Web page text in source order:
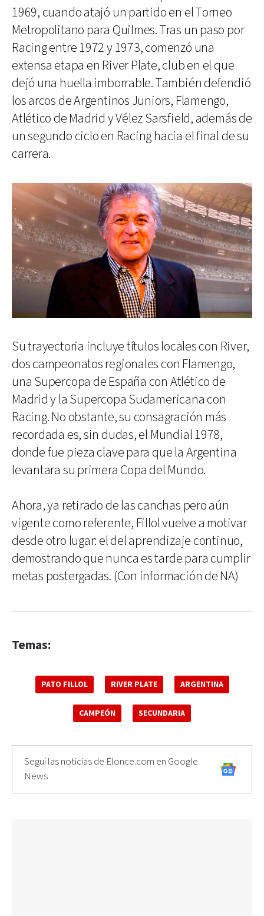
1969, cuando atajó un partido en el Torneo
Metropolitano para Quilmes. Tras un paso por
Racing entre 1972 y 1973, comenzó una
extensa etapa en River Plate, club en el que
dejó una huella imborrable. También defendió
los arcos de Argentinos Juniors, Flamengo,
Atlético de Madrid y Vélez Sarsfield, además de
un segundo ciclo en Racing hacia el final de su
carrera.
Su trayectoria incluye títulos locales con River,
dos campeonatos regionales con Flamengo,
una Supercopa de España con Atlético de
Madrid y la Supercopa Sudamericana con
Racing. No obstante, su consagración más
recordada es, sin dudas, el Mundial 1978,
donde fue pieza clave para que la Argentina
levantara su primera Copa del Mundo.
Ahora, ya retirado de las canchas pero aún
vigente como referente, Fillol vuelve a motivar
desde otro lugar: el del aprendizaje continuo,
demostrando que nunca es tarde para cumplir
metas postergadas. (Con información de NA)
Temas:
PATO FILLOL RIVER PLATE ARGENTINA
CAMPEÓN SECUNDARIA
Seguí las noticias de Elonce.com en Google
News